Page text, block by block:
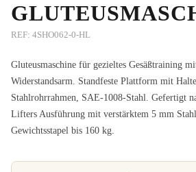
REF: 4SHO062-0-HL
Gluteusmaschine für gezieltes Gesäßtraining
Widerstandsarm. Standfeste Plattform mit
Stahlrohrrahmen, SAE-1008-Stahl. Gefertigt
Lifters Ausführung mit verstärktem 5 mm
Gewichtsstapel bis 160 kg.